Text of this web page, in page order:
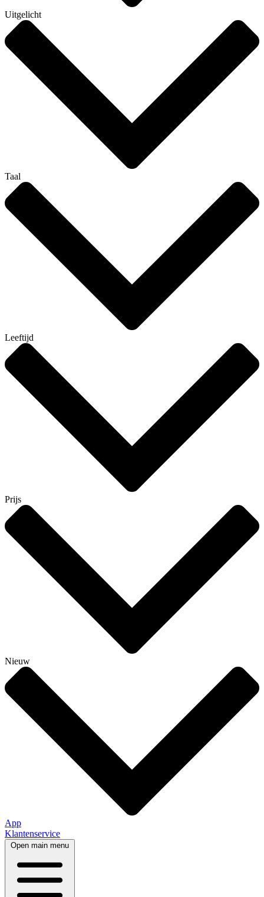
Uitgelicht
Taal
Leeftijd
Prijs
Nieuw
App
Klantenservice
Open main menu